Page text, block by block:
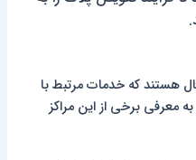
هستند که خدمات مرتبط با
معرفی برخی از این مراکز